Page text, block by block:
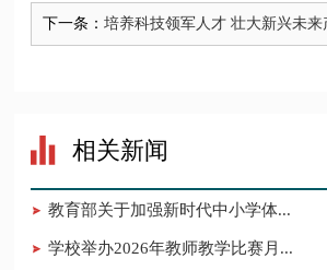
下一条：培养科技领军人才 壮大新兴未来
相关新闻
教育部关于加强新时代中小学体...
学校举办2026年教师教学比赛月...